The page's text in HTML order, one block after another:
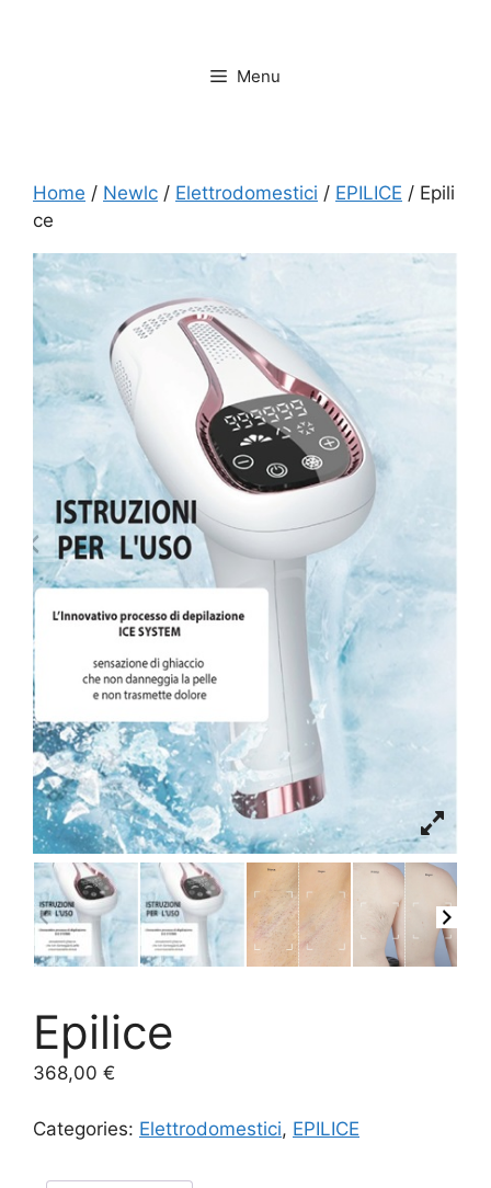
Menu
Home / Newlc / Elettrodomestici / EPILICE / Epili
ce
Epilice
368,00 €
Categories: Elettrodomestici, EPILICE